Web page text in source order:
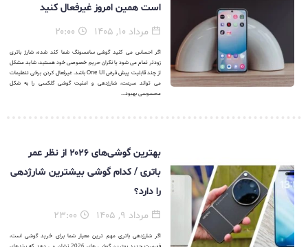
است همین امروز غیرفعال کنید
مرداد ۱۰, ۱۴۰۵
اگر احساس می کنید گوشی سامسونگ شما کند شده، شارژ باتری
زودتر تمام می شود یا نگران حریم خصوصی خود هستید، شاید مشکل
از چند قابلیت پیش فرض One UI باشد. غیرفعال کردن برخی تنظیمات
می تواند سرعت، شارژدهی و امنیت گوشی گلکسی را به شکل
محسوسی بهبود...
بهترین گوشی‌های ۲۰۲۶ از نظر عمر
باتری / کدام گوشی بیشترین شارژدهی
را دارد؟
مرداد ۹, ۱۴۰۵
اگر شارژدهی باتری مهم ترین معیار شما برای خرید گوشی است،